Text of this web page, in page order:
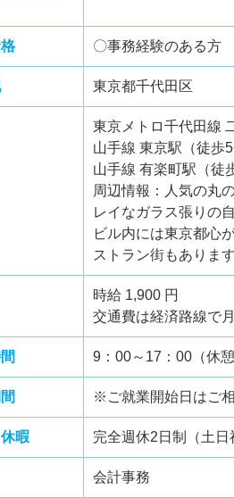
〇事務経験のある方
東京都千代田区
東京メトロ千代田線
山手線 東京駅（徒歩5
山手線 有楽町駅（徒
周辺情報：人気の丸
レイなガラス張りの
ビル内には東京都心
ストラン街もあります
時給 1,900 円
交通費は経済路線で
9：00～17：00（休
※ご就業開始日はご
暇 完全週休2日制（土
会計事務